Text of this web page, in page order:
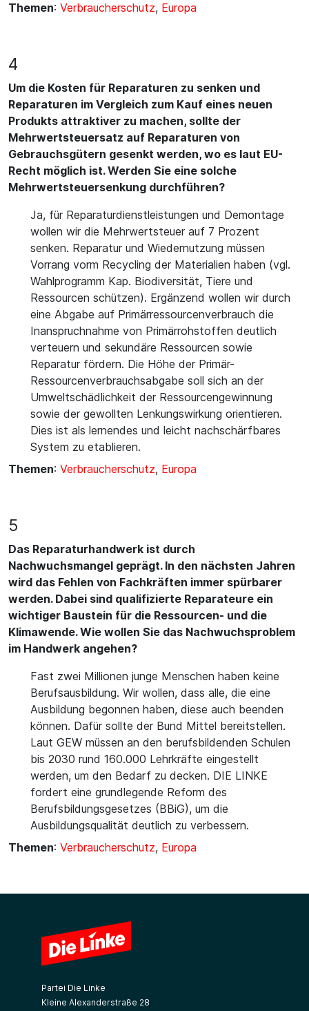
Themen: Verbraucherschutz, Europa
4
Um die Kosten für Reparaturen zu senken und
Reparaturen im Vergleich zum Kauf eines neuen
Produkts attraktiver zu machen, sollte der
Mehrwertsteuersatz auf Reparaturen von
Gebrauchsgütern gesenkt werden, wo es laut EU-
Recht möglich ist. Werden Sie eine solche
Mehrwertsteuersenkung durchführen?
Ja, für Reparaturdienstleistungen und Demontage
wollen wir die Mehrwertsteuer auf 7 Prozent
senken. Reparatur und Wiedernutzung müssen
Vorrang vorm Recycling der Materialien haben (vgl.
Wahlprogramm Kap. Biodiversität, Tiere und
Ressourcen schützen). Ergänzend wollen wir durch
eine Abgabe auf Primärressourcenverbrauch die
Inanspruchnahme von Primärrohstoffen deutlich
verteuern und sekundäre Ressourcen sowie
Reparatur fördern. Die Höhe der Primär-
Ressourcenverbrauchsabgabe soll sich an der
Umweltschädlichkeit der Ressourcengewinnung
sowie der gewollten Lenkungswirkung orientieren.
Dies ist als lernendes und leicht nachschärfbares
System zu etablieren.
Themen: Verbraucherschutz, Europa
5
Das Reparaturhandwerk ist durch
Nachwuchsmangel geprägt. In den nächsten Jahren
wird das Fehlen von Fachkräften immer spürbarer
werden. Dabei sind qualifizierte Reparateure ein
wichtiger Baustein für die Ressourcen- und die
Klimawende. Wie wollen Sie das Nachwuchsproblem
im Handwerk angehen?
Fast zwei Millionen junge Menschen haben keine
Berufsausbildung. Wir wollen, dass alle, die eine
Ausbildung begonnen haben, diese auch beenden
können. Dafür sollte der Bund Mittel bereitstellen.
Laut GEW müssen an den berufsbildenden Schulen
bis 2030 rund 160.000 Lehrkräfte eingestellt
werden, um den Bedarf zu decken. DIE LINKE
fordert eine grundlegende Reform des
Berufsbildungsgesetzes (BBiG), um die
Ausbildungsqualität deutlich zu verbessern.
Themen: Verbraucherschutz, Europa
Partei Die Linke
Kleine Alexanderstraße 28